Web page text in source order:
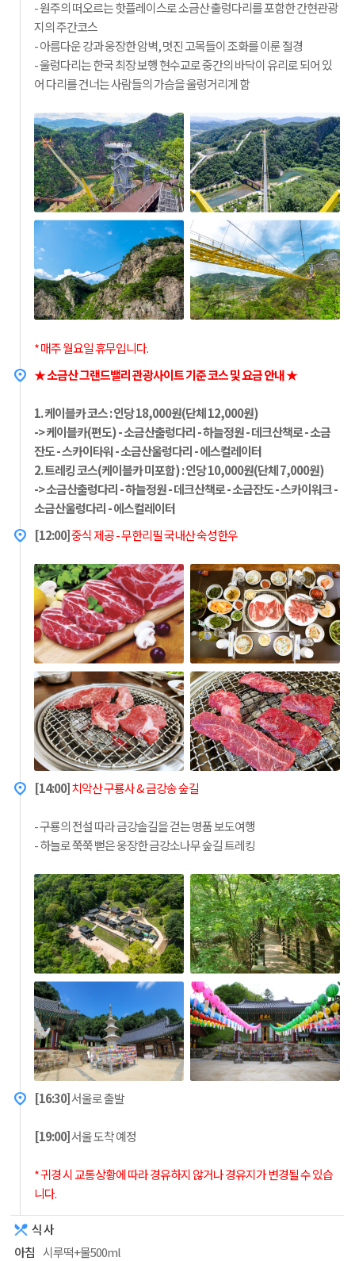
- 원주의 떠오르는 핫플레이스로 소금산 출렁다리를 포함한 간현관광
지의 주간코스
- 아름다운 강과 웅장한 암벽, 멋진 고목들이 조화를 이룬 절경
- 울렁다리는 한국 최장 보행 현수교로 중간의 바닥이 유리로 되어 있
어 다리를 건너는 사람들의 가슴을 울렁거리게 함
* 매주 월요일 휴무입니다.
★ 소금산 그랜드밸리 관광사이트 기준 코스 및 요금 안내 ★
1. 케이블카 코스 : 인당 18,000원(단체 12,000원)
-> 케이블카(편도) - 소금산출렁다리 - 하늘정원 - 데크산책로 - 소금
잔도 - 스카이타워 - 소금산울렁다리 - 에스컬레이터
2. 트레킹 코스(케이블카 미포함) : 인당 10,000원(단체 7,000원)
-> 소금산출렁다리 - 하늘정원 - 데크산책로 - 소금잔도 - 스카이워크 -
소금산울렁다리 - 에스컬레이터
[12:00]중식 제공 - 무한리필 국내산 숙성한우
[14:00]치악산 구룡사 & 금강송 숲길
- 구룡의 전설 따라 금강솔길을 걷는 명품 보도여행
- 하늘로 쭉쭉 뻗은 웅장한 금강소나무 숲길 트레킹
[16:30]서울로 출발
[19:00]서울 도착 예정
* 귀경 시 교통상황에 따라 경유하지 않거나 경유지가 변경될 수 있습
니다.
식 사
아침 시루떡+물500ml